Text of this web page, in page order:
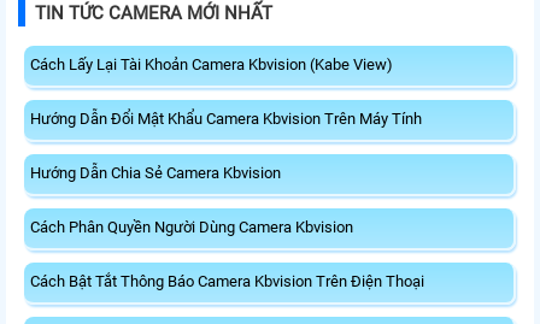
TIN TỨC CAMERA MỚI NHẤT
Cách Lấy Lại Tài Khoản Camera Kbvision (Kabe View)
Hướng Dẫn Đổi Mật Khẩu Camera Kbvision Trên Máy Tính
Hướng Dẫn Chia Sẻ Camera Kbvision
Cách Phân Quyền Người Dùng Camera Kbvision
Cách Bật Tắt Thông Báo Camera Kbvision Trên Điện Thoại